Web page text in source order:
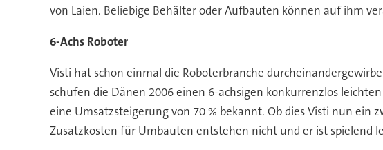
von Laien. Beliebige Behälter oder Aufbauten können auf ihm
6-Achs Roboter
Visti hat schon einmal die Roboterbranche
schufen die Dänen 2006 einen 6-achsigen konkurrenzlos
eine Umsatzsteigerung von 70 % bekannt. Ob dies Visti nun ein
Zusatzkosten für Umbauten entstehen nicht und er ist spielend